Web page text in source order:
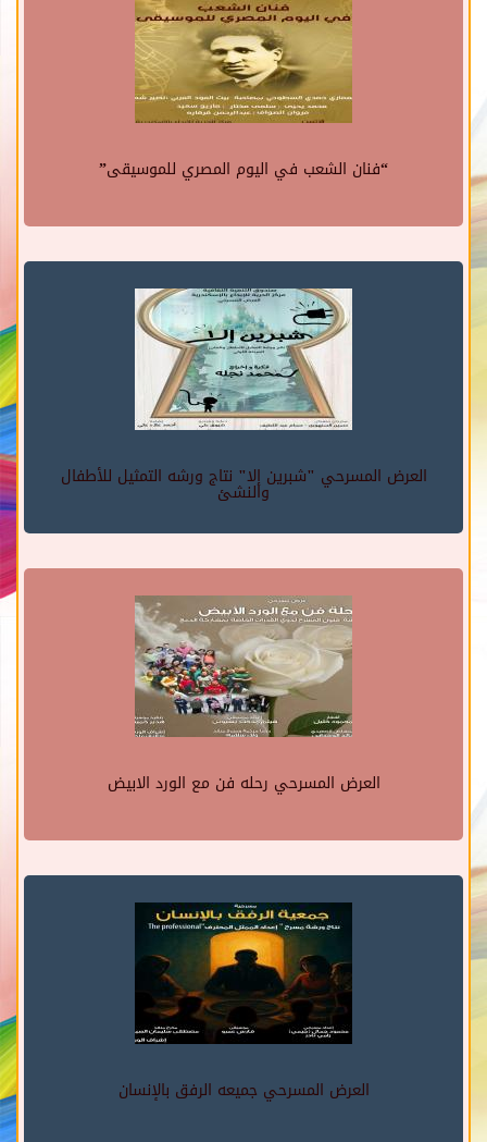
“فنان الشعب في اليوم المصري للموسيقى”
العرض المسرحي "شبرين إلا" نتاج ورشه التمثيل للأطفال
والنشئ
العرض المسرحي رحله فن مع الورد الابيض
العرض المسرحي جميعه الرفق بالإنسان